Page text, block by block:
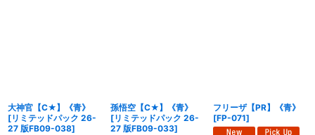
大神官【C★】《青》
[リミテッドパック 26-
27 版FB09-038]
孫悟空【C★】《青》
[リミテッドパック 26-
27 版FB09-033]
フリーザ【PR】《青》
[FP-071]